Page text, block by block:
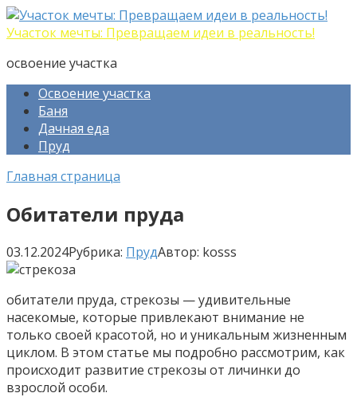
Перейти
к
Участок мечты: Превращаем идеи в реальность!
освоение участка
Освоение участка
Баня
Дачная еда
Пруд
Главная страница
Обитатели пруда
03.12.2024Рубрика: ПрудАвтор: kosss
обитатели пруда, стрекозы — удивительные
насекомые, которые привлекают внимание не
только своей красотой, но и уникальным жизненным
циклом. В этом статье мы подробно рассмотрим, как
происходит развитие стрекозы от личинки до
взрослой особи.